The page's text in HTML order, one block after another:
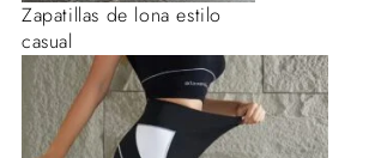
Zapatillas de lona estilo
casual